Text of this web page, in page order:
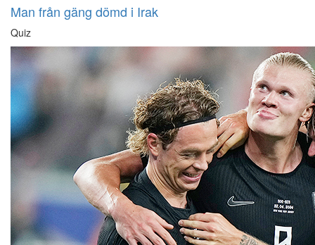
Man från gäng dömd i Irak
Quiz